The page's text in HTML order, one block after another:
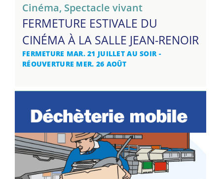
Cinéma, Spectacle vivant
FERMETURE ESTIVALE DU
CINÉMA À LA SALLE JEAN-RENOIR
FERMETURE MAR. 21 JUILLET AU SOIR -
RÉOUVERTURE MER. 26 AOÛT